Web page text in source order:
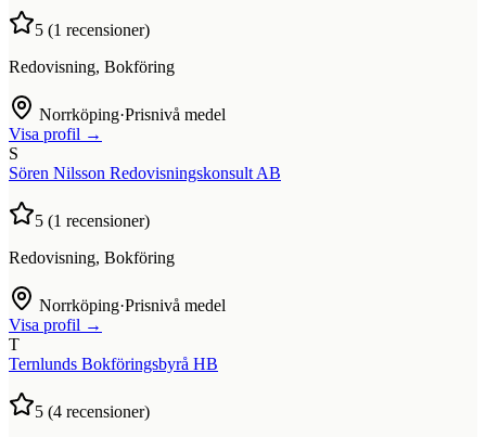
5 (1 recensioner)
Redovisning, Bokföring
Norrköping·Prisnivå medel
Visa profil →
S
Sören Nilsson Redovisningskonsult AB
5 (1 recensioner)
Redovisning, Bokföring
Norrköping·Prisnivå medel
Visa profil →
T
Ternlunds Bokföringsbyrå HB
5 (4 recensioner)